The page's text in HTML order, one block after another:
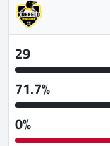
29
71.7%
0%